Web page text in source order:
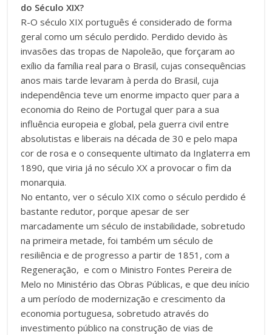
do Século XIX?
R-O século XIX português é considerado de forma
geral como um século perdido. Perdido devido às
invasões das tropas de Napoleão, que forçaram ao
exílio da família real para o Brasil, cujas consequências
anos mais tarde levaram à perda do Brasil, cuja
independência teve um enorme impacto quer para a
economia do Reino de Portugal quer para a sua
influência europeia e global, pela guerra civil entre
absolutistas e liberais na década de 30 e pelo mapa
cor de rosa e o consequente ultimato da Inglaterra em
1890, que viria já no século XX a provocar o fim da
monarquia.
No entanto, ver o século XIX como o século perdido é
bastante redutor, porque apesar de ser
marcadamente um século de instabilidade, ​sobretudo
na primeira metade, foi também um século de
resiliência e de progresso a partir de 1851, com a
Regeneraçã​o​, e com o Ministro Fontes Pereira de
Melo no Ministério das Obras Públicas, e que deu início
a um período de modernização e crescimento da
economia portuguesa​, sobretudo através do
investimento público na construção de vias de